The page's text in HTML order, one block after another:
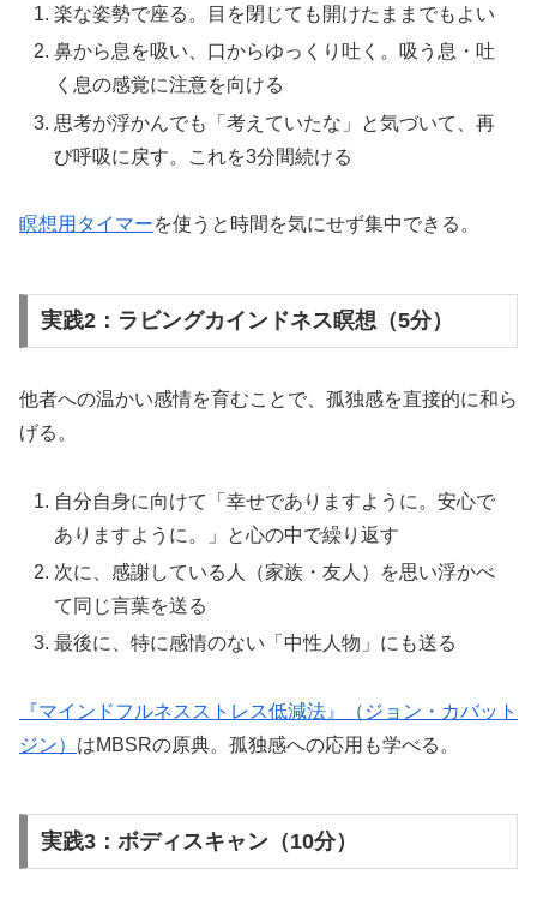
楽な姿勢で座る。目を閉じても開けたままでもよい
鼻から息を吸い、口からゆっくり吐く。吸う息・吐
く息の感覚に注意を向ける
思考が浮かんでも「考えていたな」と気づいて、再
び呼吸に戻す。これを3分間続ける
瞑想用タイマーを使うと時間を気にせず集中できる。
実践2：ラビングカインドネス瞑想（5分）
他者への温かい感情を育むことで、孤独感を直接的に和ら
げる。
自分自身に向けて「幸せでありますように。安心で
ありますように。」と心の中で繰り返す
次に、感謝している人（家族・友人）を思い浮かべ
て同じ言葉を送る
最後に、特に感情のない「中性人物」にも送る
『マインドフルネスストレス低減法』（ジョン・カバット
ジン） はMBSRの原典。孤独感への応用も学べる。
実践3：ボディスキャン（10分）